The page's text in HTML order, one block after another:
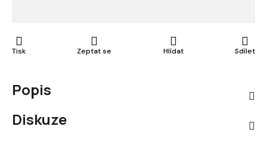
Tisk Zeptat se Hlídat Sdílet
Popis
Diskuze